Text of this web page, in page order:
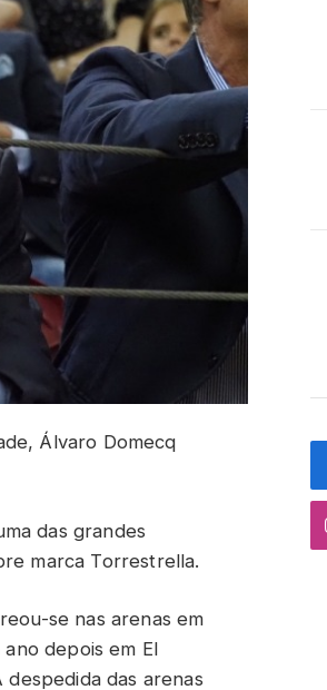
Álvaro Domecq
das grandes
marca Torrestrella.
se nas arenas em
depois em El
das arenas